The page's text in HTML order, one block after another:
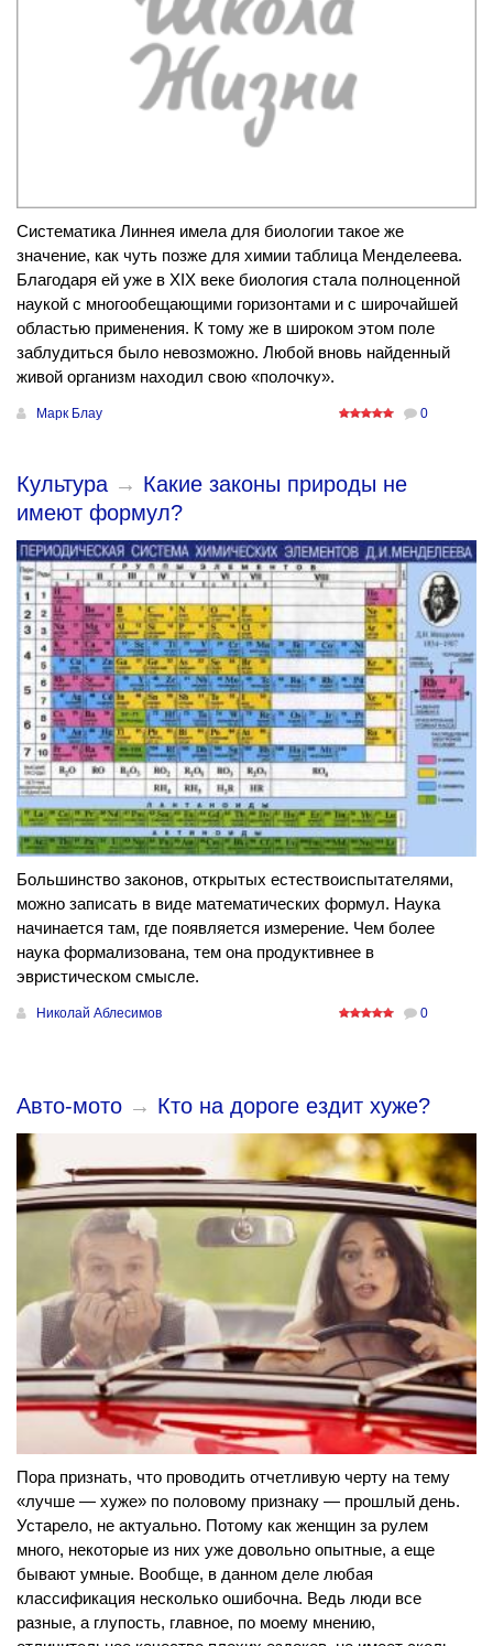
Систематика Линнея имела для биологии такое же
значение, как чуть позже для химии таблица Менделеева.
Благодаря ей уже в XIX веке биология стала полноценной
наукой с многообещающими горизонтами и с широчайшей
областью применения. К тому же в широком этом поле
заблудиться было невозможно. Любой вновь найденный
живой организм находил свою «полочку».
Марк Блау 0
Культура → Какие законы природы не
имеют формул?
Большинство законов, открытых естествоиспытателями,
можно записать в виде математических формул. Наука
начинается там, где появляется измерение. Чем более
наука формализована, тем она продуктивнее в
эвристическом смысле.
Николай Аблесимов 0
Авто-мото → Кто на дороге ездит хуже?
Пора признать, что проводить отчетливую черту на тему
«лучше — хуже» по половому признаку — прошлый день.
Устарело, не актуально. Потому как женщин за рулем
много, некоторые из них уже довольно опытные, а еще
бывают умные. Вообще, в данном деле любая
классификация несколько ошибочна. Ведь люди все
разные, а глупость, главное, по моему мнению,